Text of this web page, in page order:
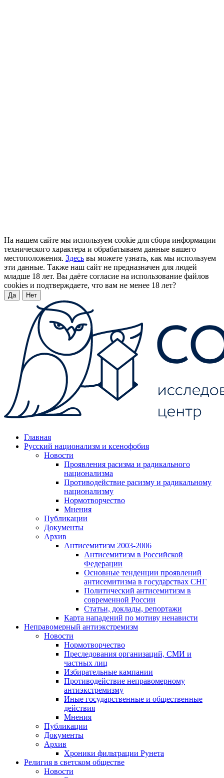
На нашем сайте мы используем cookie для сбора информации
технического характера и обрабатываем данные вашего
местоположения. Здесь вы можете узнать, как мы используем
эти данные. Также наш сайт не предназначен для людей
младше 18 лет. Вы даёте согласие на использование файлов
cookies и подтверждаете, что вам не менее 18 лет?
Да Нет
Главная
Русский национализм и ксенофобия
Новости
Проявления расизма и радикального
национализма
Противодействие расизму и радикальному
национализму
Нормотворчество
Мнения
Публикации
Документы
Архив
Антисемитизм 2003-2006
Антисемитизм в Российской
Федерации
Основные тенденции проявлений
антисемитизма в государствах СНГ
Политический антисемитизм в
современной России
Статьи, доклады, репортажи
Карта нападений по мотиву ненависти
Неправомерный антиэкстремизм
Новости
Нормотворчество
Преследования организаций, СМИ и
частных лиц
Избирательные кампании
Противодействие неправомерному
антиэкстремизму
Иные государственные и общественные
действия
Мнения
Публикации
Документы
Архив
Хроники фильтрации Рунета
Религия в светском обществе
Новости